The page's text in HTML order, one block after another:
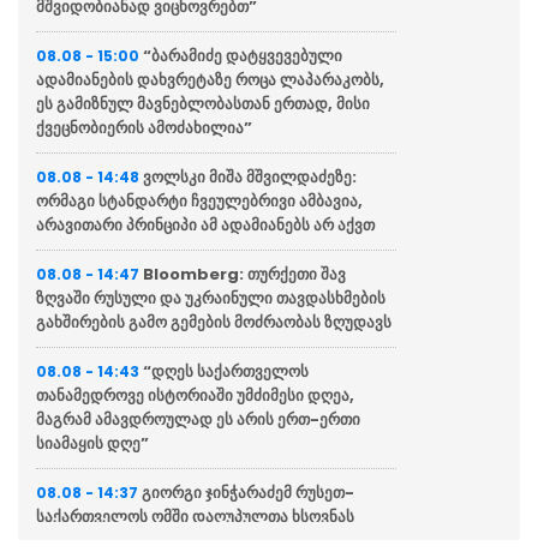
მშვიდობიანად ვიცხოვრებთ”
08.08 - 15:00 “ბარამიძე დატყვევებული
ადამიანების დახვრეტაზე როცა ლაპარაკობს,
ეს გამიზნულ მავნებლობასთან ერთად, მისი
ქვეცნობიერის ამოძახილია”
08.08 - 14:48 ვოლსკი მიშა მშვილდაძეზე:
ორმაგი სტანდარტი ჩვეულებრივი ამბავია,
არავითარი პრინციპი ამ ადამიანებს არ აქვთ
08.08 - 14:47 Bloomberg: თურქეთი შავ
ზღვაში რუსული და უკრაინული თავდასხმების
გახშირების გამო გემების მოძრაობას ზღუდავს
08.08 - 14:43 “დღეს საქართველოს
თანამედროვე ისტორიაში უმძიმესი დღეა,
მაგრამ ამავდროულად ეს არის ერთ-ერთი
სიამაყის დღე”
08.08 - 14:37 გიორგი ჯინჭარაძემ რუსეთ-
საქართველოს ომში დაღუპულთა ხსოვნას